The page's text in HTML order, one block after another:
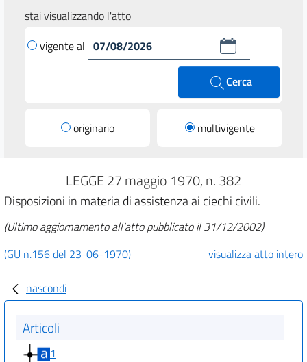
stai visualizzando l'atto
vigente al
Cerca
originario multivigente
LEGGE 27 maggio 1970, n. 382
Disposizioni in materia di assistenza ai ciechi civili.
(Ultimo aggiornamento all'atto pubblicato il 31/12/2002)
(GU n.156 del 23-06-1970)
visualizza atto intero
nascondi
Articoli
1